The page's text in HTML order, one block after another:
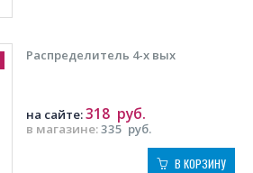
Распределитель 4-х вых
в магазине:335 руб.
на сайте:318 руб.
В КОРЗИНУ